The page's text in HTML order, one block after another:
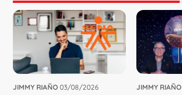
JIMMY RIAÑO 03/08/2026 JIMMY RIAÑO